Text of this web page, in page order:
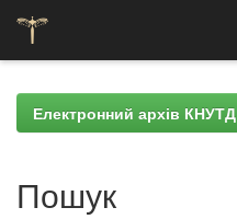
navigationЕлектронний архів КНУТД
Пошук